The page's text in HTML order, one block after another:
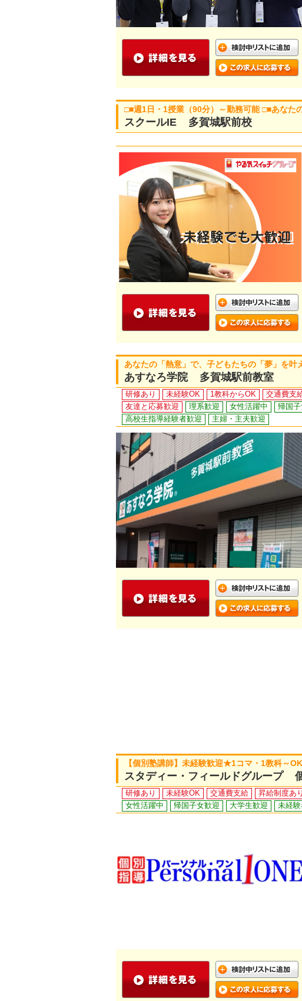
□■週1日・1授業（90分）～勤務可能 □■あなた
スクールIE 多賀城駅前校
あなたの「熱意」で、子どもたちの「夢」を叶
あすなろ学院 多賀城駅前教室
研修あり 未経験OK 1教科からOK 交通費支
友達と応募歓迎
理系歓迎 女性活躍中 帰国
高校生指導経験者歓迎
主婦・主夫歓迎
【個別塾講師】未経験歓迎★1コマ・1教科～
スタディー・フィールドグループ
研修あり 未経験OK 交通費支給 昇給制度あり
女性活躍中
帰国子女歓迎 大学生歓迎 未経